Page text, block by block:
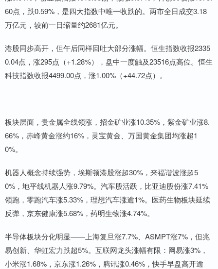
60点，跌0.59%，是四大指数中唯一收跌的。两市全日成交3.18
万亿元，较前一日缩量约2681亿元。
港股同步高开，但午后同样回吐大部分涨幅。恒生指数收报2335
0.04点，涨295点（+1.28%），盘中一度触及23516点高位。恒生
科技指数收报4499.00点，涨1.00%（+44.72点）。
板块层面，贵金属全线领涨，招金矿业涨10.35%，紫金矿业涨8.
66%，赤峰黄金涨约16%，灵宝黄金、万国黄金集团均涨超1
0%。
机器人概念持续强势，埃斯顿港股涨超30%，来福谐波涨超5
0%，地平线机器人涨9.79%。汽车股活跃，比亚迪股份涨7.41%
领跑，零跑汽车涨5.33%，理想汽车涨逾1%。医药生物板块延续
反弹，京东健康涨5.68%，药明生物涨4.74%。
半导体板块分化明显——上海复旦涨7.7%、ASMPT涨7%，但兆
易创新、华虹宏力跌超5%。互联网龙头涨幅有限：网易涨3%，
小米涨1.68%，京东涨1.26%，腾讯涨0.46%，快手早盘高开逾